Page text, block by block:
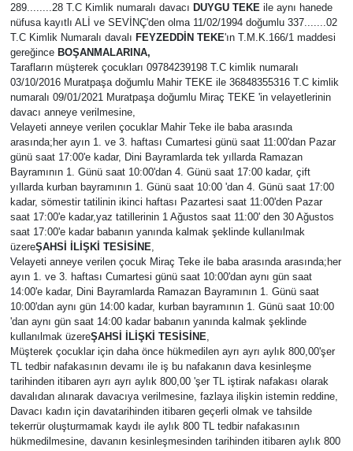
289........28 T.C Kimlik numaralı davacı DUYGU TEKE ile aynı hanede
nüfusa kayıtlı ALİ ve SEVİNÇ'den olma 11/02/1994 doğumlu 337.......02
T.C Kimlik Numaralı davalı FEYZEDDİN TEKE'ın T.M.K.166/1 maddesi
gereğince BOŞANMALARINA,
Tarafların müşterek çocukları 09784239198 T.C kimlik numaralı
03/10/2016 Muratpaşa doğumlu Mahir TEKE ile 36848355316 T.C kimlik
numaralı 09/01/2021 Muratpaşa doğumlu Miraç TEKE 'in velayetlerinin
davacı anneye verilmesine,
Velayeti anneye verilen çocuklar Mahir Teke ile baba arasında
arasında;her ayın 1. ve 3. haftası Cumartesi günü saat 11:00'dan Pazar
günü saat 17:00'e kadar, Dini Bayramlarda tek yıllarda Ramazan
Bayramının 1. Günü saat 10:00'dan 4. Günü saat 17:00 kadar, çift
yıllarda kurban bayramının 1. Günü saat 10:00 'dan 4. Günü saat 17:00
kadar, sömestir tatilinin ikinci haftası Pazartesi saat 11:00'den Pazar
saat 17:00'e kadar,yaz tatillerinin 1 Ağustos saat 11:00' den 30 Ağustos
saat 17:00'e kadar babanın yanında kalmak şeklinde kullanılmak
üzereŞAHSİ İLİŞKİ TESİSİNE,
Velayeti anneye verilen çocuk Miraç Teke ile baba arasında arasında;her
ayın 1. ve 3. haftası Cumartesi günü saat 10:00'dan aynı gün saat
14:00'e kadar, Dini Bayramlarda Ramazan Bayramının 1. Günü saat
10:00'dan aynı gün 14:00 kadar, kurban bayramının 1. Günü saat 10:00
'dan aynı gün saat 14:00 kadar babanın yanında kalmak şeklinde
kullanılmak üzereŞAHSİ İLİŞKİ TESİSİNE,
Müşterek çocuklar için daha önce hükmedilen ayrı ayrı aylık 800,00'şer
TL tedbir nafakasının devamı ile iş bu nafakanın dava kesinleşme
tarihinden itibaren ayrı ayrı aylık 800,00 'şer TL iştirak nafakası olarak
davalıdan alınarak davacıya verilmesine, fazlaya ilişkin istemin reddine,
Davacı kadın için davatarihinden itibaren geçerli olmak ve tahsilde
tekerrür oluşturmamak kaydı ile aylık 800 TL tedbir nafakasının
hükmedilmesine, davanın kesinleşmesinden tarihinden itibaren aylık 800
Dünya
Eğitim
Sağlık
Magazin
Turizm
Çevre
Kültür ve Sanat
Sivil Toplum
Tarım
Bilim ve Teknoloji
Güvenlik